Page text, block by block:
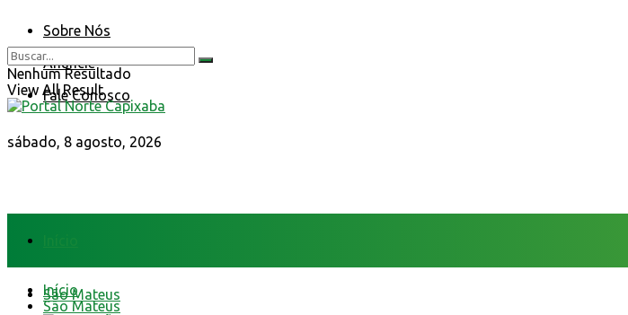
Sobre Nós
Anuncie
Fale Conosco
sábado, 8 agosto, 2026
Nenhum Resultado
View All Result
São Mateus
Início
São Mateus